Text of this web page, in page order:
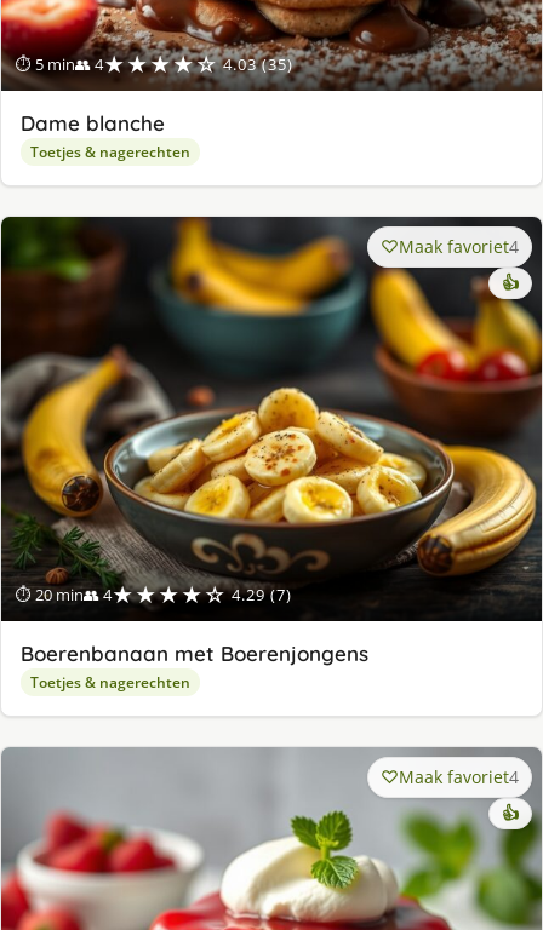
⏱ 5 min👥 4★★★★☆ 4.03 (35)
Dame blanche
Toetjes & nagerechten
⏱ 20 min👥 4★★★★☆ 4.29 (7)
Maak favoriet4
👍
Boerenbanaan met Boerenjongens
Toetjes & nagerechten
Maak favoriet4
👍